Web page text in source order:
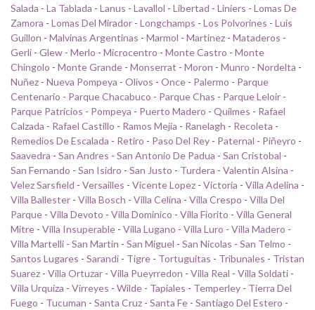
Salada - La Tablada - Lanus - Lavallol - Libertad - Liniers - Lomas De
Zamora - Lomas Del Mirador - Longchamps - Los Polvorines - Luis
Guillon - Malvinas Argentinas - Marmol - Martinez - Mataderos -
Gerli - Glew - Merlo - Microcentro - Monte Castro - Monte
Chingolo - Monte Grande - Monserrat - Moron - Munro - Nordelta -
Nuñez - Nueva Pompeya - Olivos - Once - Palermo - Parque
Centenario - Parque Chacabuco - Parque Chas - Parque Leloir -
Parque Patricios - Pompeya - Puerto Madero - Quilmes - Rafael
Calzada - Rafael Castillo - Ramos Mejia - Ranelagh - Recoleta -
Remedios De Escalada - Retiro - Paso Del Rey - Paternal - Piñeyro -
Saavedra - San Andres - San Antonio De Padua - San Cristobal -
San Fernando - San Isidro - San Justo - Turdera - Valentin Alsina -
Velez Sarsfield - Versailles - Vicente Lopez - Victoria - Villa Adelina -
Villa Ballester - Villa Bosch - Villa Celina - Villa Crespo - Villa Del
Parque - Villa Devoto - Villa Dominico - Villa Fiorito - Villa General
Mitre - Villa Insuperable - Villa Lugano - Villa Luro - Villa Madero -
Villa Martelli - San Martin - San Miguel - San Nicolas - San Telmo -
Santos Lugares - Sarandi - Tigre - Tortuguitas - Tribunales - Tristan
Suarez - Villa Ortuzar - Villa Pueyrredon - Villa Real - Villa Soldati -
Villa Urquiza - Virreyes - Wilde - Tapiales - Temperley - Tierra Del
Fuego - Tucuman - Santa Cruz - Santa Fe - Santiago Del Estero -